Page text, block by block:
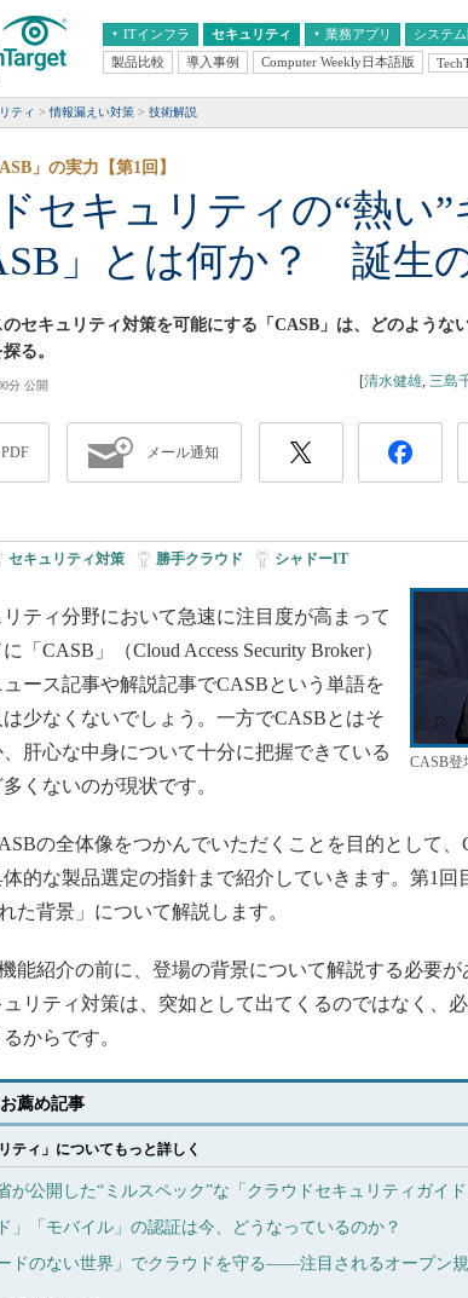
ITインフラ セキュリティ 業務アプリ
エンタープライズAI
ERP
CX
情報系システム
システ
経営とIT 医療IT
製品比較 導入事例 Computer Weekly日本語版
ティ 情報漏えい対策 技術解説
セキュリティの“熱い”
」とは何か？ 誕生
」の実力【第1回】
セキュリティ対策を可能にする「CASB」は、どのような
る。
分 公開 [清水健雄, 三島
メール通知
セキュリティ対策 勝手クラウド シャドーIT
CASB登
ティ分野において急速に注目度が高まって
「CASB」（Cloud Access Security Broker）
ース記事や解説記事でCASBという単語を
少なくないでしょう。一方でCASBとはそ
肝心な中身について十分に把握できている
くないのが現状です。
の全体像をつかんでいただくことを目的として、
的な製品選定の指針まで紹介していきます。第1回
た背景」について解説します。
能紹介の前に、登場の背景について解説する必要が
ュリティ対策は、突如として出てくるのではなく、
からです。
薦め記事
ティ」についてもっと詳しく
が公開した“ミルスペック”な「クラウドセキュリティガイ
」「モバイル」の認証は今、どうなっているのか？
ードのない世界」でクラウドを守る――注目されるオープン